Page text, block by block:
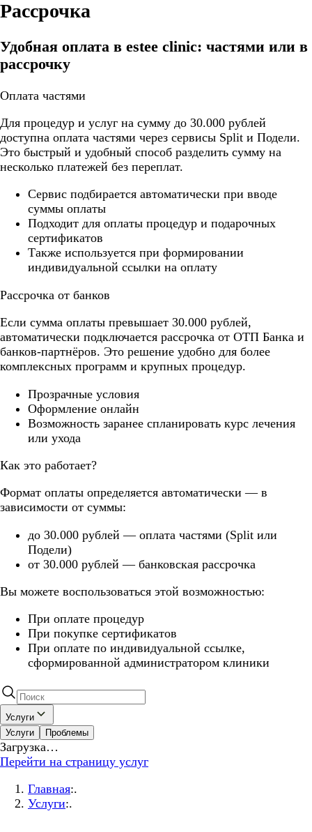
Рассрочка
Удобная оплата в estee clinic: частями или в
рассрочку
Оплата частями
Для процедур и услуг на сумму до 30.000 рублей
доступна оплата частями через сервисы Split и Подели.
Это быстрый и удобный способ разделить сумму на
несколько платежей без переплат.
Cервис подбирается автоматически при вводе
суммы оплаты
Подходит для оплаты процедур и подарочных
сертификатов
Также используется при формировании
индивидуальной ссылки на оплату
Рассрочка от банков
Если сумма оплаты превышает 30.000 рублей,
автоматически подключается рассрочка от ОТП Банка и
банков-партнёров. Это решение удобно для более
комплексных программ и крупных процедур.
Прозрачные условия
Оформление онлайн
Возможность заранее спланировать курс лечения
или ухода
Как это работает?
Формат оплаты определяется автоматически — в
зависимости от суммы:
до 30.000 рублей — оплата частями (Split или
Подели)
от 30.000 рублей — банковская рассрочка
Вы можете воспользоваться этой возможностью:
При оплате процедур
При покупке сертификатов
При оплате по индивидуальной ссылке,
сформированной администратором клиники
Услуги
Услуги
Проблемы
Загрузка…
Перейти на страницу услуг
Главная:.
Услуги:.